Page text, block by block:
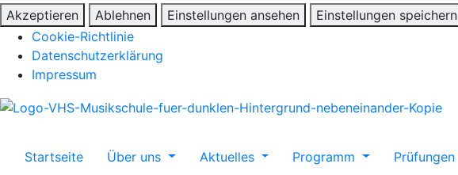
Akzeptieren Ablehnen Einstellungen ansehen Einstellungen speichern
Cookie-Richtlinie
Datenschutzerklärung
Impressum
Startseite Über uns Aktuelles Programm Prüfungen